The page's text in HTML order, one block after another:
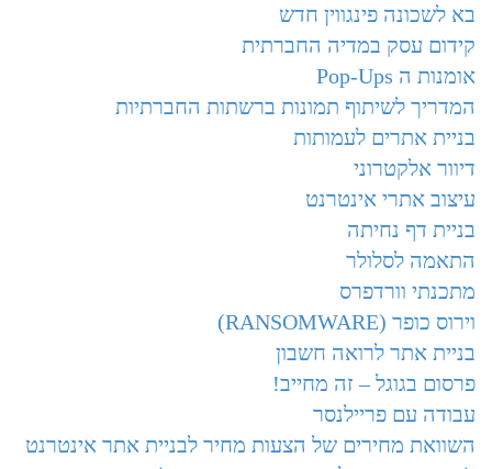
בא לשכונה פינגווין חדש
קידום עסק במדיה החברתית
אומנות ה Pop-Ups
המדריך לשיתוף תמונות ברשתות החברתיות
בניית אתרים לעמותות
דיוור אלקטרוני
עיצוב אתרי אינטרנט
בניית דף נחיתה
התאמה לסלולר
מתכנתי וורדפרס
וירוס כופר (RANSOMWARE)
בניית אתר לרואה חשבון
פרסום בגוגל – זה מחייב!
עבודה עם פריילנסר
השוואת מחירים של הצעות מחיר לבניית אתר אינטרנט